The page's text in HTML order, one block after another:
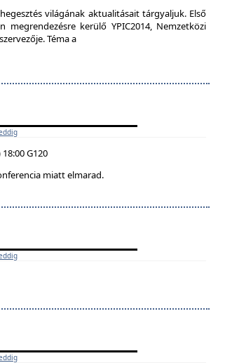
világának aktualitásait tárgyaljuk. Első
kerülő YPIC2014, Nemzetközi
Téma a
G120
miatt elmarad.